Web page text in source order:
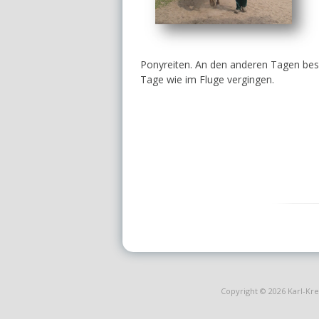
Ponyreiten. An den anderen Tagen
Tage wie im Fluge vergingen.
Copyright © 2026 Karl-